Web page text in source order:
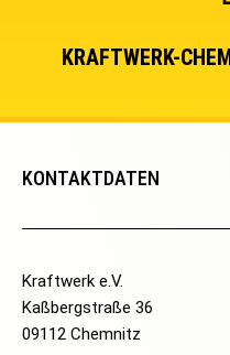
KRAFTWERK-
KONTAKTDATEN
Kraftwerk e.V.
Kaßbergstraße 36
09112 Chemnitz